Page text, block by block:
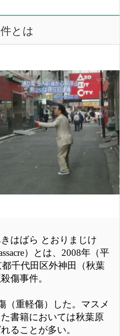
とは
はばら とおりまじけ
）とは、2008年（平
千代田区外神田（秋葉
傷事件。
（重軽傷）した。マスメ
書籍においては秋葉原
ることが多い。